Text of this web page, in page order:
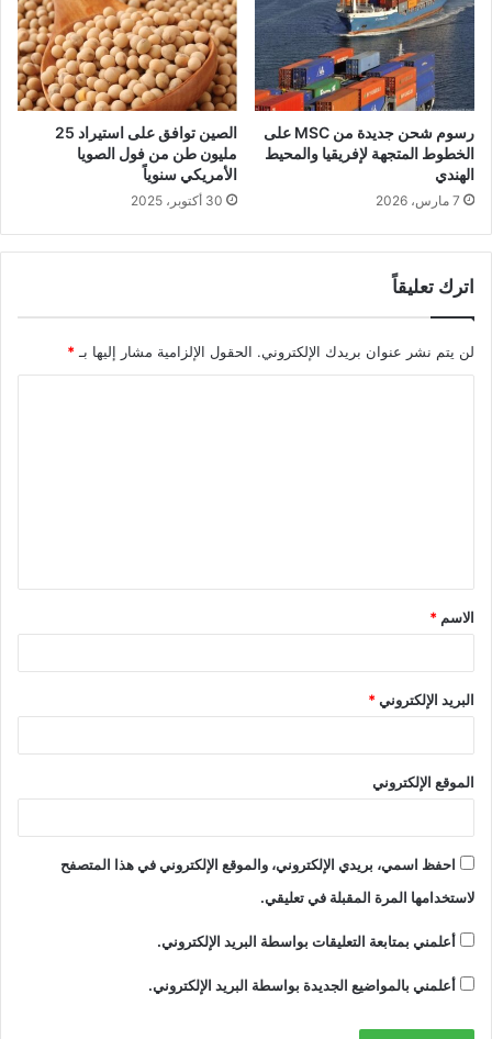
رسوم شحن جديدة من MSC على
الخطوط المتجهة لإفريقيا والمحيط
الهندي
7 مارس، 2026
الصين توافق على استيراد 25
مليون طن من فول الصويا
الأمريكي سنوياً
30 أكتوبر، 2025
اترك تعليقاً
لن يتم نشر عنوان بريدك الإلكتروني. الحقول الإلزامية مشار إليها بـ *
ق
*
الاسم *
البريد الإلكتروني*
الموقع الإلكتروني
احفظ اسمي، بريدي الإلكتروني، والموقع الإلكتروني في هذا المتصفح
لاستخدامها المرة المقبلة في تعليقي.
أعلمني بمتابعة التعليقات بواسطة البريد الإلكتروني.
أعلمني بالمواضيع الجديدة بواسطة البريد الإلكتروني.